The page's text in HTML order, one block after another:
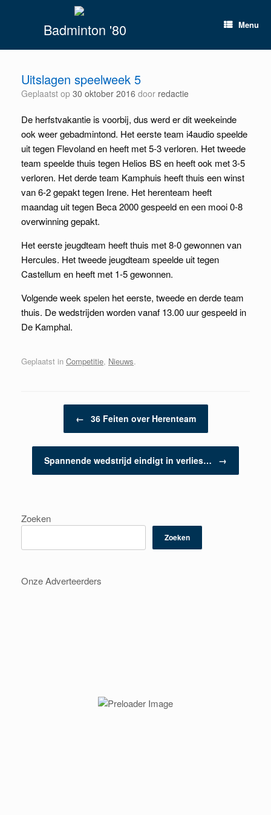
Badminton '80 Menu
Uitslagen speelweek 5
Geplaatst op 30 oktober 2016 door redactie
De herfstvakantie is voorbij, dus werd er dit weekeinde
ook weer gebadmintond. Het eerste team i4audio speelde
uit tegen Flevoland en heeft met 5-3 verloren. Het tweede
team speelde thuis tegen Helios BS en heeft ook met 3-5
verloren. Het derde team Kamphuis heeft thuis een winst
van 6-2 gepakt tegen Irene. Het herenteam heeft
maandag uit tegen Beca 2000 gespeeld en een mooi 0-8
overwinning gepakt.
Het eerste jeugdteam heeft thuis met 8-0 gewonnen van
Hercules. Het tweede jeugdteam speelde uit tegen
Castellum en heeft met 1-5 gewonnen.
Volgende week spelen het eerste, tweede en derde team
thuis. De wedstrijden worden vanaf 13.00 uur gespeeld in
De Kamphal.
Geplaatst in Competitie, Nieuws.
Berichtnavigatie
← 36 Feiten over Herenteam
Spannende wedstrijd eindigt in verlies… →
Zoeken
Zoeken
Onze Adverteerders